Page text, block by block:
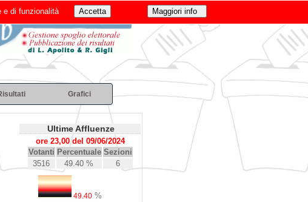
Grafici
Ultime Affluenze
ore 23,00 del 09/06/2024
Votanti Percentuale Sezioni
3516
49.40 % 6
49.40%
e di funzionalità